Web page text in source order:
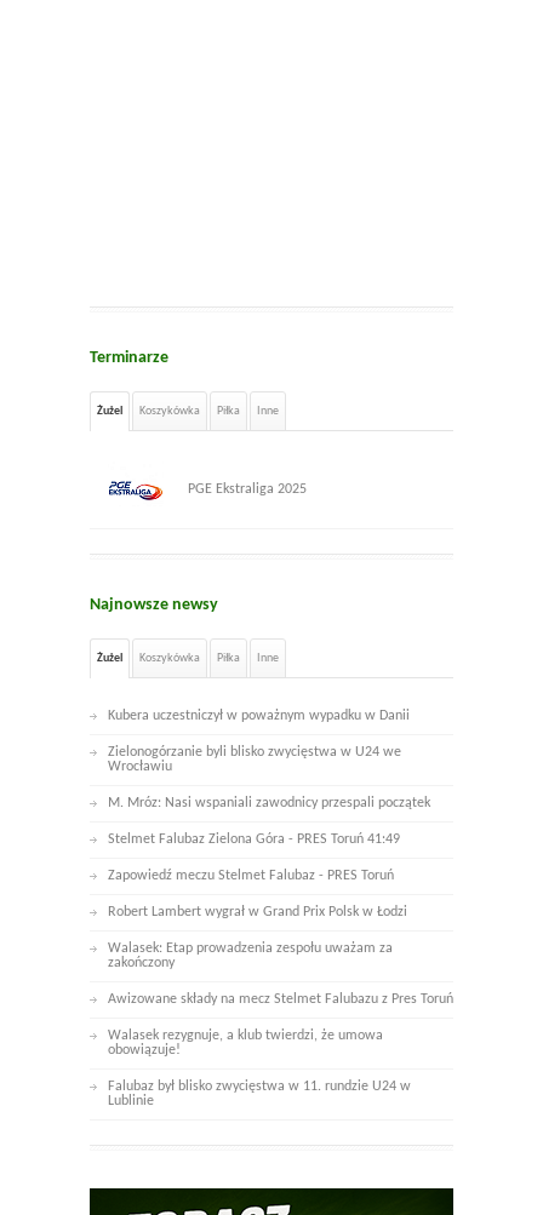
Terminarze
Żużel Koszykówka Piłka Inne
PGE Ekstraliga 2025
Najnowsze newsy
Żużel Koszykówka Piłka Inne
Kubera uczestniczył w poważnym wypadku w Danii
Zielonogórzanie byli blisko zwycięstwa w U24 we
Wrocławiu
M. Mróz: Nasi wspaniali zawodnicy przespali początek
Stelmet Falubaz Zielona Góra - PRES Toruń 41:49
Zapowiedź meczu Stelmet Falubaz - PRES Toruń
Robert Lambert wygrał w Grand Prix Polsk w Łodzi
Walasek: Etap prowadzenia zespołu uważam za
zakończony
Awizowane składy na mecz Stelmet Falubazu z Pres Toruń
Walasek rezygnuje, a klub twierdzi, że umowa
obowiązuje!
Falubaz był blisko zwycięstwa w 11. rundzie U24 w
Lublinie